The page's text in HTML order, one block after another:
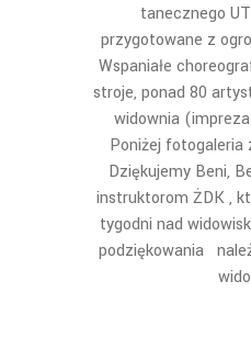
tanecznego
przygotowane z
Wspaniałe
stroje, ponad 80
widownia
Poniżej fotogaleria
Dziękujemy Beni,
instruktorom ŻDK ,
tygodni nad
podziękowania